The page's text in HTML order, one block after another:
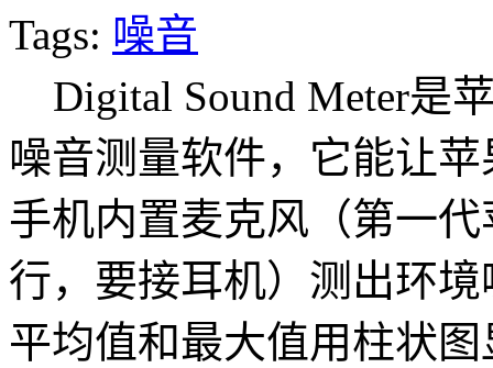
Tags: 噪音
Digital Sound Meter是
噪音测量软件，它能让苹
手机内置麦克风（第一
行，要接耳机）测出环
平均值和最大值用柱状